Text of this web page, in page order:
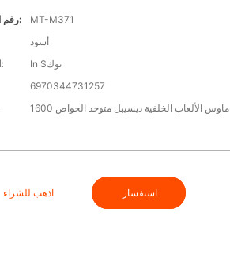
رقم الصنف:
MT-M371
أسود
التوافر:
In Sتوك
6970344731257
ماوس الألعاب الخلفية ديسيبل متوحد الخواص 1600
استفسار اذهب للشراء